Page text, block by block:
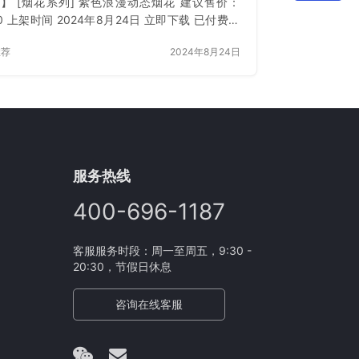
上架时间 2024年8月24日 立即下载 已付费？
2024年8月24日
服务热线
400-696-1187
客服服务时段：周一至周五，9:30 -
20:30，节假日休息
咨询在线客服